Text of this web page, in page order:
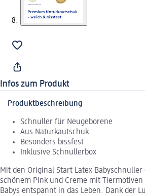
Infos zum Produkt
Produktbeschreibung
Schnuller für Neugeborene
Aus Naturkautschuk
Besonders bissfest
Inklusive Schnullerbox
Mit den Original Start Latex Babyschnuller
schönem Pink und Creme mit
Babys entspannt in das Leben. Dank der